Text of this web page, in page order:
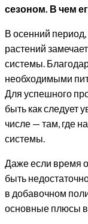
сезоном. В чем
В осенний период,
растений
системы.
необходимыми
Для успешного
быть как следует
числе — там, где
системы.
Даже если время
быть
в добавочном
основные плюсы